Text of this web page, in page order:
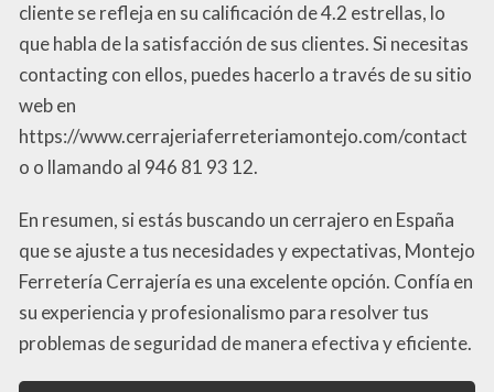
cliente se refleja en su calificación de 4.2 estrellas, lo
que habla de la satisfacción de sus clientes. Si necesitas
contacting con ellos, puedes hacerlo a través de su sitio
web en
https://www.cerrajeriaferreteriamontejo.com/contact
o o llamando al 946 81 93 12.
En resumen, si estás buscando un cerrajero en España
que se ajuste a tus necesidades y expectativas, Montejo
Ferretería Cerrajería es una excelente opción. Confía en
su experiencia y profesionalismo para resolver tus
problemas de seguridad de manera efectiva y eficiente.